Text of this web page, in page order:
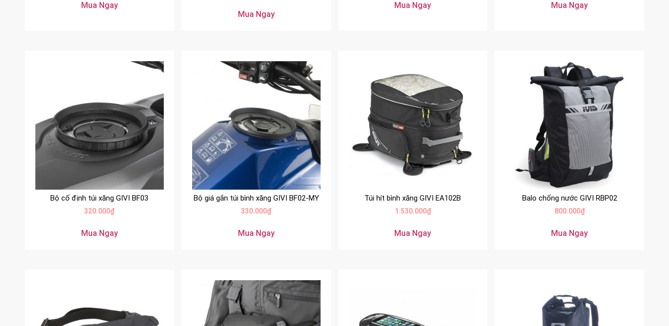
Mua Ngay
Mua Ngay
Mua Ngay Mua Ngay
Bộ cố định túi xăng GIVI BF03
320.000₫
Mua Ngay
Bộ giá gắn túi bình xăng GIVI BF02-MY
330.000₫
Mua Ngay
Túi hít bình xăng GIVI EA102B
1.530.000₫
Mua Ngay
Balo chống nước GIVI RBP02
800.000₫
Mua Ngay